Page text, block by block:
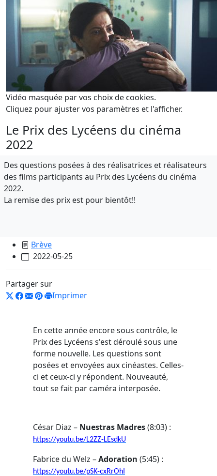
Vidéo masquée par vos choix de cookies.
Cliquez pour ajuster vos paramètres et l'afficher.
Le Prix des Lycéens du cinéma
2022
Des questions posées à des réalisatrices et réalisateurs
des films participants au Prix des Lycéens du cinéma
2022.
La remise des prix est pour bientôt!!
Brève
2022-05-25
Partager sur
Imprimer
En cette année encore sous contrôle, le
Prix des Lycéens s'est déroulé sous une
forme nouvelle. Les questions sont
posées et envoyées aux cinéastes. Celles-
ci et ceux-ci y répondent. Nouveauté,
tout se fait par caméra interposée.
César Diaz – Nuestras Madres(8:03) :
https://youtu.be/L2ZZ-LEsdkU
Fabrice du Welz –Adoration (5:45) :
https://youtu.be/pSK-cxRrOhI